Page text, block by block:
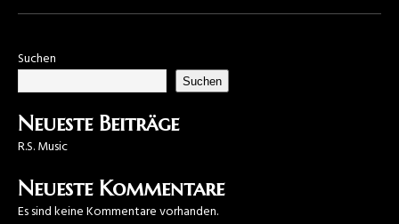
Suchen
Suchen
Neueste Beiträge
R.S. Music
Neueste Kommentare
Es sind keine Kommentare vorhanden.